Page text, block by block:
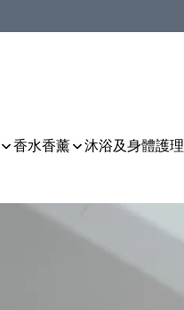
香水香薰 沐浴及身體護理